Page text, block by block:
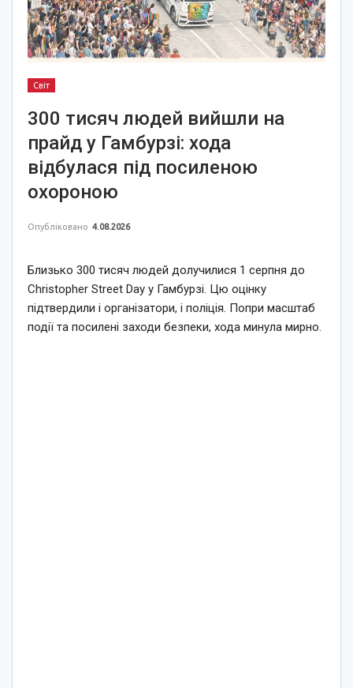
Світ
300 тисяч людей вийшли на
прайд у Гамбурзі: хода
відбулася під посиленою
охороною
Опубліковано 4.08.2026
Близько 300 тисяч людей долучилися 1 серпня до
Christopher Street Day у Гамбурзі. Цю оцінку
підтвердили і організатори, і поліція. Попри масштаб
події та посилені заходи безпеки, хода минула мирно.